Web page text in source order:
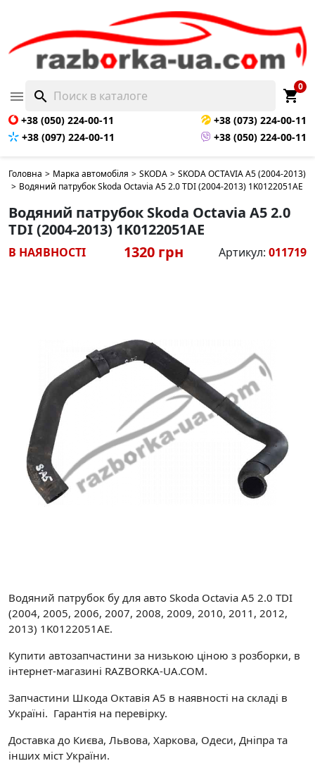
 search shopping_cart
0
+38 (050) 224-00-11
+38 (073) 224-00-11
+38 (097) 224-00-11
+38 (050) 224-00-11
Головна > Марка автомобіля > SKODA > SKODA OCTAVIA A5 (2004-2013)
> Водяний патрубок Skoda Octavia A5 2.0 TDI (2004-2013) 1K0122051AE
Водяний патрубок Skoda Octavia A5 2.0
TDI (2004-2013) 1K0122051AE
В НАЯВНОСТІ 1320 грн Артикул: 011719
Водяний патрубок бу для авто Skoda Octavia A5 2.0 TDI
(2004, 2005, 2006, 2007, 2008, 2009, 2010, 2011, 2012,
2013) 1K0122051AE.
Купити автозапчастини за низькою ціною з розборки, в
інтернет-магазині RAZBORKA-UA.COM.
Запчастини Шкода Октавія A5 в наявності на складі в
Україні. Гарантія на перевірку.
Доставка до Києва, Львова, Харкова, Одеси, Дніпра та
інших міст України.